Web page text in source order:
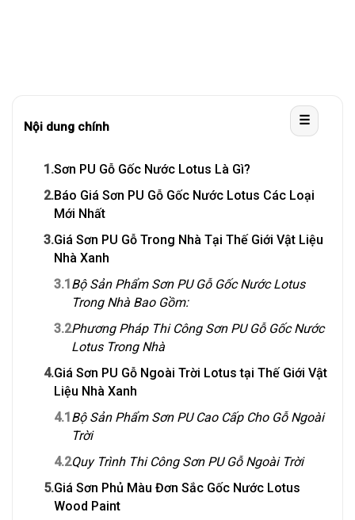
Nội dung chính ☰
1.Sơn PU Gỗ Gốc Nước Lotus Là Gì?
2.Báo Giá Sơn PU Gỗ Gốc Nước Lotus Các Loại
Mới Nhất
3.Giá Sơn PU Gỗ Trong Nhà Tại Thế Giới Vật Liệu
Nhà Xanh
3.1 Bộ Sản Phẩm Sơn PU Gỗ Gốc Nước Lotus
Trong Nhà Bao Gồm:
3.2Phương Pháp Thi Công Sơn PU Gỗ Gốc Nước
Lotus Trong Nhà
4.Giá Sơn PU Gỗ Ngoài Trời Lotus tại Thế Giới Vật
Liệu Nhà Xanh
4.1 Bộ Sản Phẩm Sơn PU Cao Cấp Cho Gỗ Ngoài
Trời
4.2Quy Trình Thi Công Sơn PU Gỗ Ngoài Trời
5.Giá Sơn Phủ Màu Đơn Sắc Gốc Nước Lotus
Wood Paint